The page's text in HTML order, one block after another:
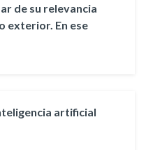
de su relevancia
exterior. En ese
artificial